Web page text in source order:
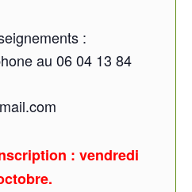
:
au 06 04 13 84
: vendredi